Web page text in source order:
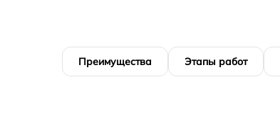
Преимущества Этапы работ